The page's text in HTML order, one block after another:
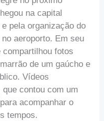
na capital
pela organização do
aeroporto. Em seu
fotos
de um gaúcho e
Vídeos
contou com um
acompanhar o
tempos.